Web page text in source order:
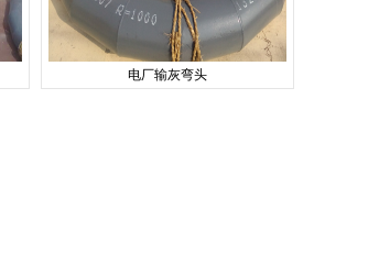
电厂输灰弯头